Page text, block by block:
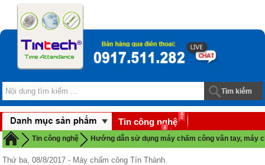
Tin công nghệ
Download
Tin công nghệ Hướng dẫn sử dụng máy chấm công vân tay, máy
Thứ ba, 08/8/2017 - Máy chấm công Tín Thành.